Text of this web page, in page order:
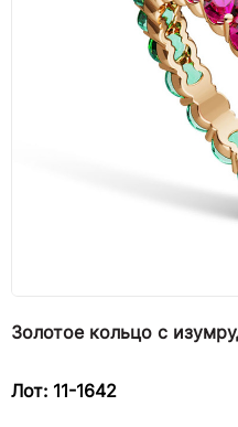
Золотое кольцо с
Лот: 11-1642